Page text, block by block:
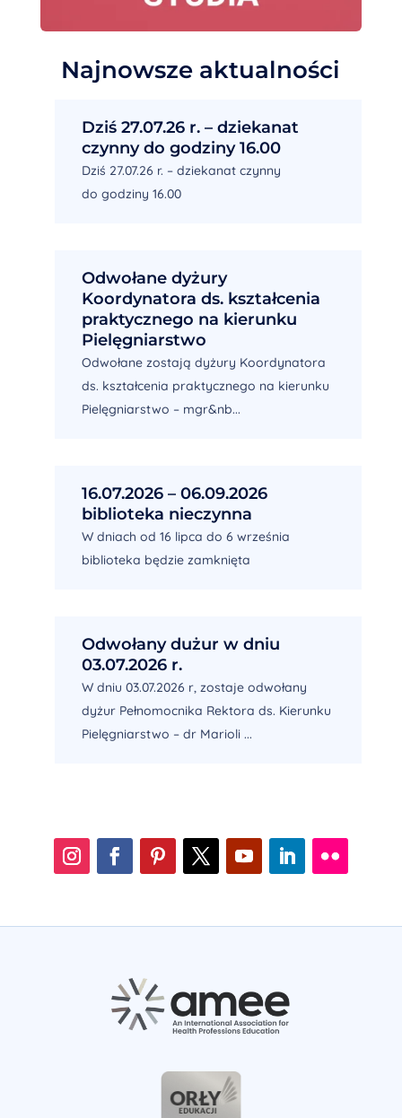
Najnowsze aktualności
Dziś 27.07.26 r. – dziekanat
czynny do godziny 16.00
Dziś 27.07.26 r. – dziekanat czynny
do godziny 16.00
Odwołane dyżury
Koordynatora ds. kształcenia
praktycznego na kierunku
Pielęgniarstwo
Odwołane zostają dyżury Koordynatora
ds. kształcenia praktycznego na kierunku
Pielęgniarstwo – mgr&nb...
16.07.2026 – 06.09.2026
biblioteka nieczynna
W dniach od 16 lipca do 6 września
biblioteka będzie zamknięta
Odwołany dużur w dniu
03.07.2026 r.
W dniu 03.07.2026 r, zostaje odwołany
dyżur Pełnomocnika Rektora ds. Kierunku
Pielęgniarstwo – dr Marioli ...